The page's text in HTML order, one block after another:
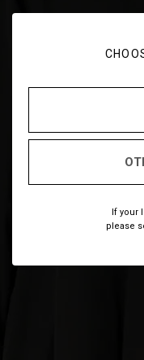
If your
please